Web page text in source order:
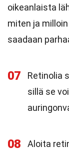
oikeanlaista
miten ja
saadaan
07
Retinolia
sillä se
08 Aloita